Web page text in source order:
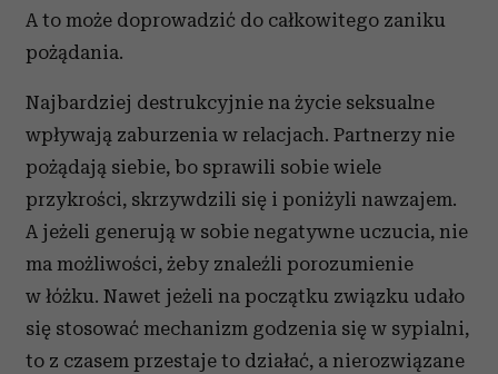
A to może doprowadzić do całkowitego zaniku
pożądania.
Najbardziej destrukcyjnie na życie seksualne
wpływają zaburzenia w relacjach. Partnerzy nie
pożądają siebie, bo sprawili sobie wiele
przykrości, skrzywdzili się i poniżyli nawzajem.
A jeżeli generują w sobie negatywne uczucia, nie
ma możliwości, żeby znaleźli porozumienie
w łóżku. Nawet jeżeli na początku związku udało
się stosować mechanizm godzenia się w sypialni,
to z czasem przestaje to działać, a nierozwiązane